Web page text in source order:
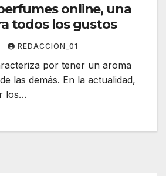
online, una
todos los gustos
REDACCION_01
por tener un aroma
las demás. En la actualidad,
los…